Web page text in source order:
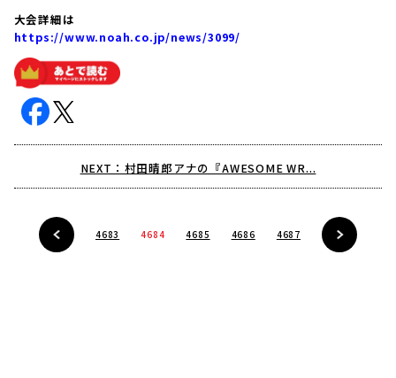
大会詳細は
https://www.noah.co.jp/news/3099/
NEXT：村田晴郎アナの『AWESOME WR...
4683 4684 4685 4686 4687